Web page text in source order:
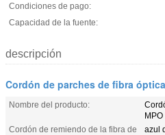
Condiciones de pago:
Capacidad de la fuente:
descripción
Cordón de parches de fibra óptica
Nombre del producto:
MPO
Cordón de remiendo de la fibra de
azul